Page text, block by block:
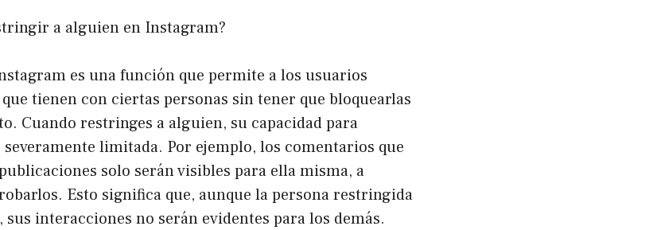
a alguien en Instagram?
es una función que permite a los usuarios
tienen con ciertas personas sin tener que bloquearlas
Cuando restringes a alguien, su capacidad para
limitada. Por ejemplo, los comentarios que
solo serán visibles para ella misma, a
Esto significa que, aunque la persona restringida
interacciones no serán evidentes para los demás.